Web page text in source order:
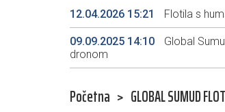
12.04.2026 15:21 Flotila s
09.09.2025 14:10
Global
dronom
Početna > GLOBAL SUMUD